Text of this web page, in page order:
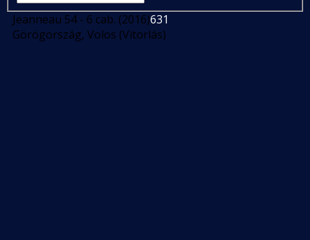
Jeanneau 54 - 6 cab. (2016)631
Görögország, Volos (Vitorlás)